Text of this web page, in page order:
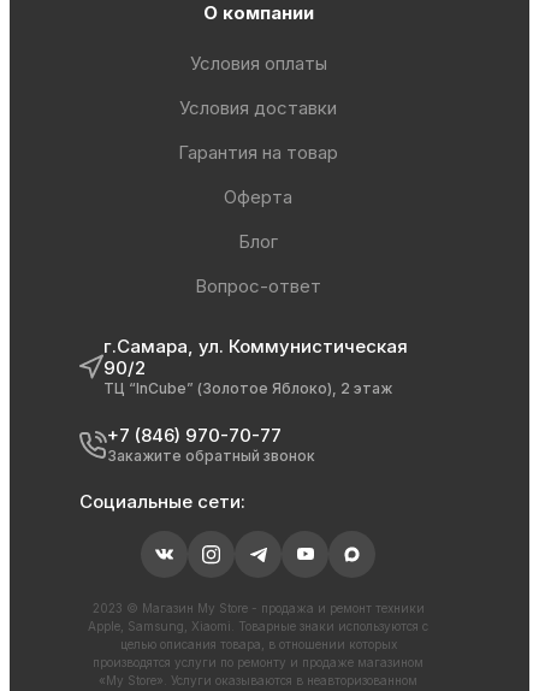
О компании
Условия оплаты
Условия доставки
Гарантия на товар
Оферта
Блог
Вопрос-ответ
г.Самара, ул. Коммунистическая
90/2
ТЦ “InCube” (Золотое Яблоко), 2 этаж
+7 (846) 970-70-77
Закажите обратный звонок
Социальные сети:
2023 © Магазин My Store - продажа и ремонт техники
Apple, Samsung, Xiaomi. Товарные знаки используются с
целью описания товара, в отношении которых
производятся услуги по ремонту и продаже магазином
«My Store». Услуги оказываются в неавторизованном